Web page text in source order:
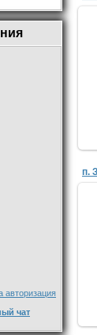
авторизация
чат
п.